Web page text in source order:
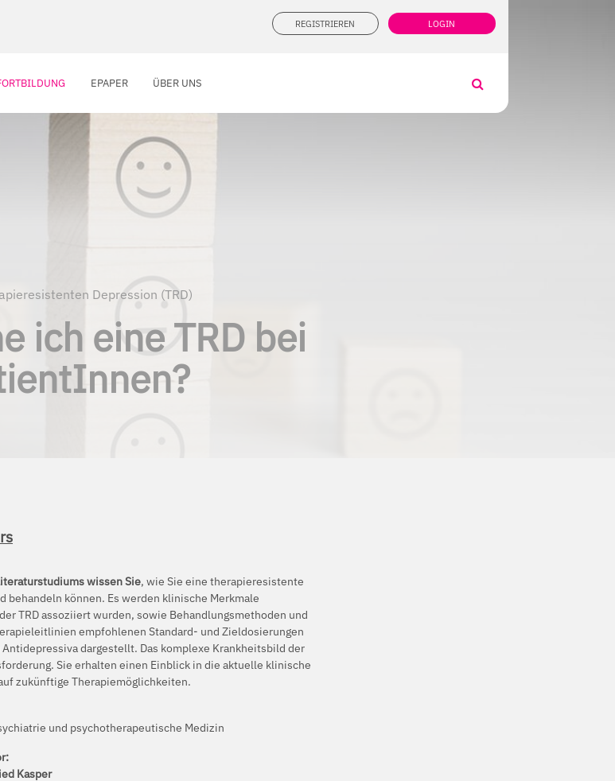
REGISTRIEREN LOGIN
EPAPER ÜBER UNS
Depression (TRD)
ich eine TRD bei
wissen Sie, wie Sie eine therapieresistente
behandeln können. Es werden klinische Merkmale
TRD assoziiert wurden, sowie Behandlungsmethoden und
empfohlenen Standard- und Zieldosierungen
dargestellt. Das komplexe Krankheitsbild der
Sie erhalten einen Einblick in die aktuelle klinische
zukünftige Therapiemöglichkeiten.
und psychotherapeutische Medizin
Kasper